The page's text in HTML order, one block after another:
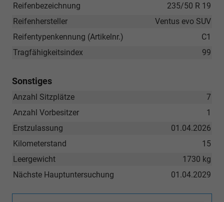
235/50 R 19
Reifenbezeichnung
Ventus evo SUV
Reifenhersteller
C1
Reifentypenkennung (Artikelnr.)
99
Tragfähigkeitsindex
Sonstiges
7
Anzahl Sitzplätze
1
Anzahl Vorbesitzer
01.04.2026
Erstzulassung
15
Kilometerstand
1730 kg
Leergewicht
01.04.2029
Nächste Hauptuntersuchung